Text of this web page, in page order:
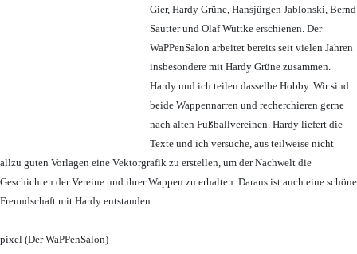
Gier, Hardy Grüne, Hansjürgen Jablonski, Bernd
Sautter und Olaf Wuttke erschienen. Der
WaPPenSalon arbeitet bereits seit vielen Jahren
insbesondere mit Hardy Grüne zusammen.
Hardy und ich teilen dasselbe Hobby. Wir sind
beide Wappennarren und recherchieren gerne
nach alten Fußballvereinen. Hardy liefert die
Texte und ich versuche, aus teilweise nicht
allzu guten Vorlagen eine Vektorgrafik zu erstellen, um der Nachwelt die
Geschichten der Vereine und ihrer Wappen zu erhalten. Daraus ist auch eine schöne
Freundschaft mit Hardy entstanden.
pixel (Der WaPPenSalon)